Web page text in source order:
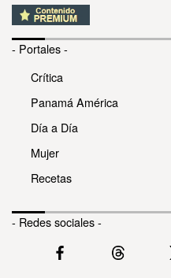
- Portales -
Crítica
Panamá América
Día a Día
Mujer
Recetas
- Redes sociales -